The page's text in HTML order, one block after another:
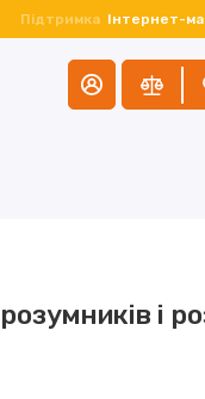
Підтримка Інтернет-
і